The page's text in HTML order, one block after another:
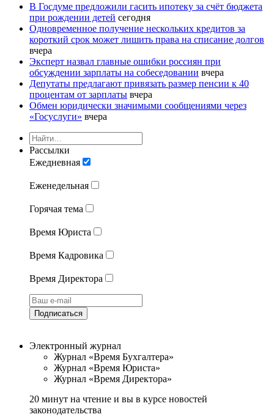
В Госдуме предложили гасить ипотеку за счёт бюджета
при рождении детей сегодня
Одновременное получение нескольких кредитов за
короткий срок может лишить права на списание долгов
вчера
Эксперт назвал главные ошибки россиян при
обсуждении зарплаты на собеседовании вчера
Депутаты предлагают привязать размер пенсии к 40
процентам от зарплаты вчера
Обмен юридически значимыми сообщениями через
«Госуслуги» вчера
Рассылки
Ежедневная
Еженедельная
Горячая тема
Время Юриста
Время Кадровика
Время Директора
Подписаться
Электронный журнал
Журнал «Время Бухгалтера»
Журнал «Время Юриста»
Журнал «Время Директора»
20 минут на чтение и вы в курсе новостей
законодательства